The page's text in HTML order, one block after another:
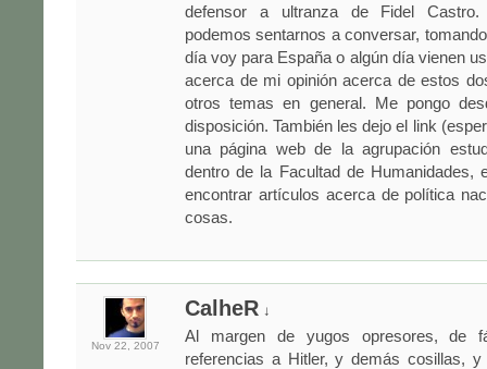
defensor a ultranza de Fidel Castro.
podemos sentarnos a conversar,
día voy para España o algún día vienen
acerca de mi opinión acerca de estos
otros temas en general. Me pongo
disposición. También les dejo el link
una página web de la agrupación
dentro de la Facultad de Humanidades,
encontrar artículos acerca de política
cosas.
Nov 22, 2007
CalheR ↓
Al margen de yugos opresores, de
referencias a Hitler, y demás cosillas, y